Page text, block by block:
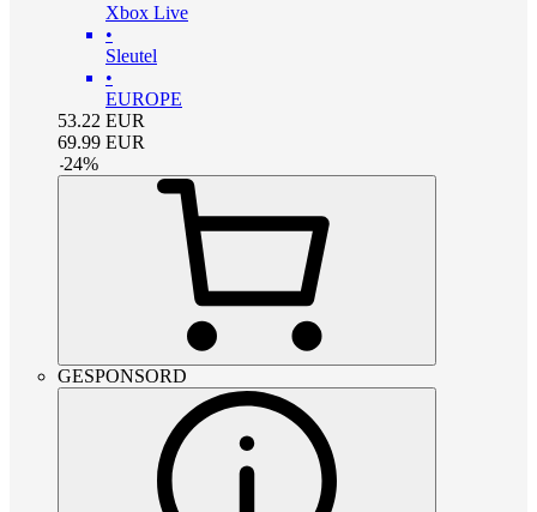
Xbox Live
•
Sleutel
•
EUROPE
53.22 EUR
69.99 EUR
-24%
GESPONSORD